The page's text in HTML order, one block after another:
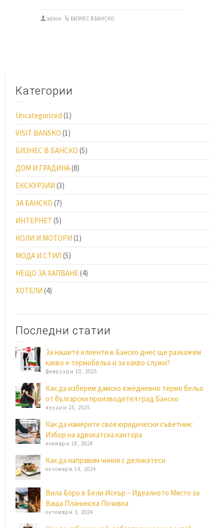
admin БИЗНЕС В БАНСКО
Категории
Uncategorized (1)
VISIT BANSKO (1)
БИЗНЕС В БАНСКО (5)
ДОМ И ГРАДИНА(8)
ЕКСКУРЗИИ (3)
ЗА БАНСКО (7)
ИНТЕРНЕТ (5)
КОЛИ И МОТОРИ (1)
МОДА И СТИЛ (5)
НЕЩО ЗА ХАПВАНЕ(4)
ХОТЕЛИ (4)
Последни статии
За нашите клиенти в Банско днес ще разкажем
какво е термобельо и за какво служи?
февруари 10, 2025
Как да изберем дамско ежедневно термо бельо
от български производител град Банско
януари 25, 2025
Как да намерите своя юридически съветник:
Избор на адвокатска кантора
ноември 18, 2024
Как да направим чиния с деликатеси
октомври 14, 2024
Вила Боро в Бели Искър – Идеалното Място за
Ваша Планинска Почивка
октомври 3, 2024